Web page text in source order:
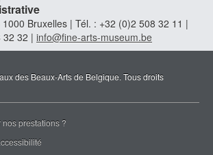
Bruxelles | Tél. : +32 (0)2 508 32 11 |
32 32 | info@fine-arts-museum.be
des Beaux-Arts de Belgique. Tous droits
prestations ?